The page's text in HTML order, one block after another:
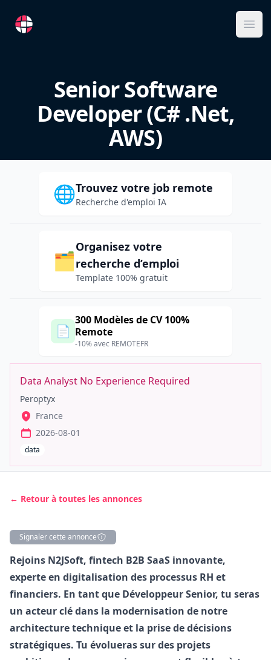
RemoteFR
Senior Software
Developer (C# .Net,
AWS)
🌐Trouvez votre job remote
Recherche d'emploi IA
🗂️
Organisez votre
recherche d’emploi
Template 100% gratuit
📄
300 Modèles de CV 100%
Remote
-10% avec REMOTEFR
Data Analyst No Experience Required
Peroptyx
France
2026-08-01
data
← Retour à toutes les annonces
Signaler cette annonce
Description
Rejoins N2JSoft, fintech B2B SaaS innovante,
experte en digitalisation des processus RH et
financiers. En tant que Développeur Senior, tu seras
un acteur clé dans la modernisation de notre
architecture technique et la prise de décisions
stratégiques. Tu évolueras sur des projets